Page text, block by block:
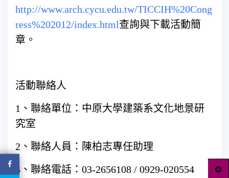
http://www.arch.cycu.edu.tw/TICCIH%20Cong
ress%202012/index.html查詢與下載活動簡
章。
活動聯絡人
1、聯絡單位：中原大學建築系文化地景研
究室
2、聯絡人員：陳柏志專任助理
3、聯絡電話：03-2656108 / 0929-020554